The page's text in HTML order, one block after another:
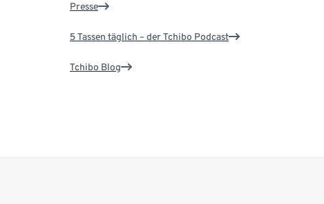
Presse
5 Tassen täglich – der Tchibo Podcast
Tchibo Blog